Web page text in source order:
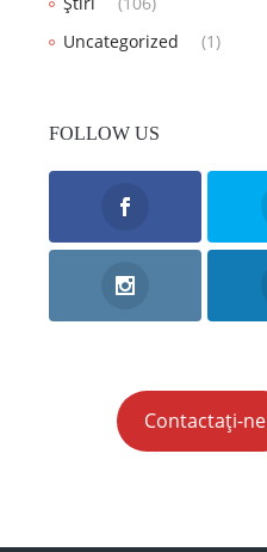
Uncategorized
(1)
FOLLOW US
Contactați-ne